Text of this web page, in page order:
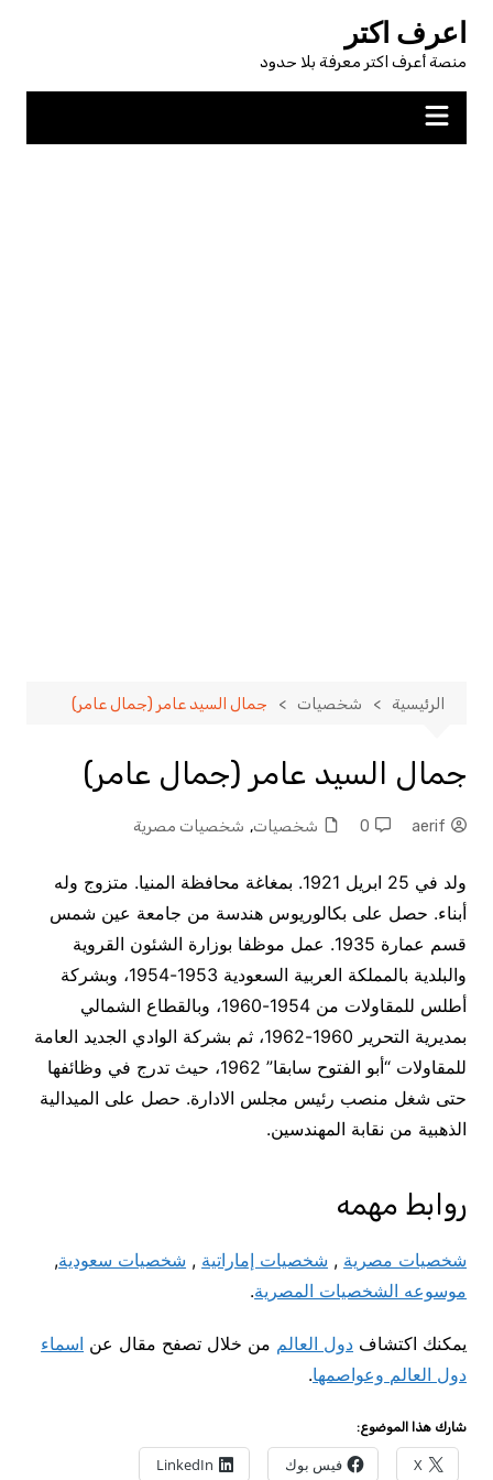
المحتوى
اعرف اكتر
منصة أعرف اكتر معرفة بلا حدود
الرئيسية شخصيات جمال السيد عامر (جمال عامر)
جمال السيد عامر (جمال عامر)
aerif
0 شخصيات, شخصيات مصرية
ولد في 25 ابريل 1921. بمغاغة محافظة المنيا. متزوج وله
أبناء. حصل على بكالوريوس هندسة من جامعة عين شمس
قسم عمارة 1935. عمل موظفا بوزارة الشئون القروية
والبلدية بالمملكة العربية السعودية 1953-1954، وبشركة
أطلس للمقاولات من 1954-1960، وبالقطاع الشمالي
بمديرية التحرير 1960-1962، ثم بشركة الوادي الجديد العامة
للمقاولات “أبو الفتوح سابقا” 1962، حيث تدرج في وظائفها
حتى شغل منصب رئيس مجلس الادارة. حصل على الميدالية
الذهبية من نقابة المهندسين.
روابط مهمه
شخصيات مصرية , شخصيات إماراتية , شخصيات سعودية,
موسوعه الشخصيات المصرية.
يمكنك اكتشاف دول العالم من خلال تصفح مقال عن اسماء
دول العالم وعواصمها.
شارك هذا الموضوع:
X فيس بوك LinkedIn